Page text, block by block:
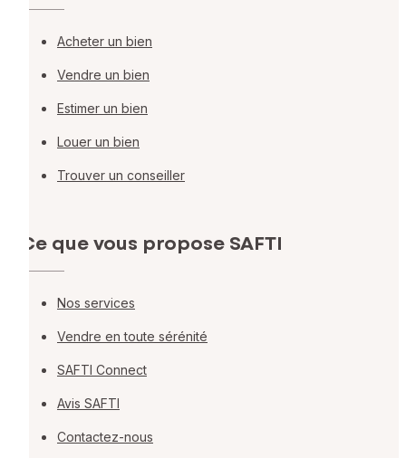
Acheter un bien
Vendre un bien
Estimer un bien
Louer un bien
Trouver un conseiller
Ce que vous propose SAFTI
Nos services
Vendre en toute sérénité
SAFTI Connect
Avis SAFTI
Contactez-nous